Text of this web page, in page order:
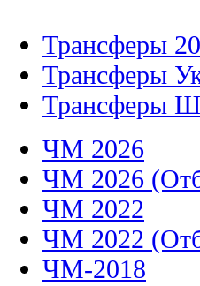
Трансферы
Трансферы
Трансферы
ЧМ 2026
ЧМ 2026
ЧМ 2022
ЧМ 2022
ЧМ-2018